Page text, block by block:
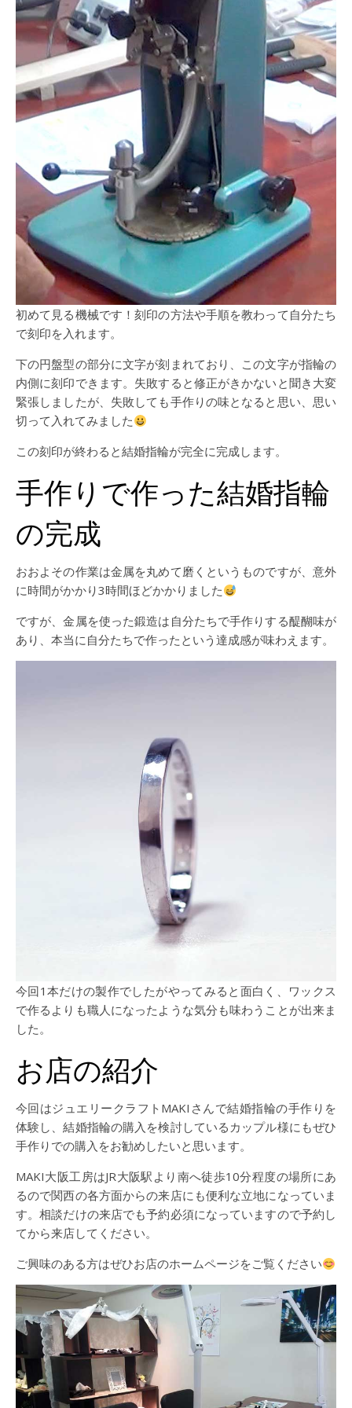
初めて見る機械です！刻印の方法や手順を教わって自分たち
で刻印を入れます。
下の円盤型の部分に文字が刻まれており、この文字が指輪の
内側に刻印できます。失敗すると修正がきかないと聞き大変
緊張しましたが、失敗しても手作りの味となると思い、思い
切って入れてみました
この刻印が終わると結婚指輪が完全に完成します。
手作りで作った結婚指輪
の完成
おおよその作業は金属を丸めて磨くというものですが、意外
に時間がかかり3時間ほどかかりました
ですが、金属を使った鍛造は自分たちで手作りする醍醐味が
あり、本当に自分たちで作ったという達成感が味わえます。
今回1本だけの製作でしたがやってみると面白く、ワックス
で作るよりも職人になったような気分も味わうことが出来ま
した。
お店の紹介
今回はジュエリークラフトMAKIさんで結婚指輪の手作りを
体験し、結婚指輪の購入を検討しているカップル様にもぜひ
手作りでの購入をお勧めしたいと思います。
MAKI大阪工房はJR大阪駅より南へ徒歩10分程度の場所にあ
るので関西の各方面からの来店にも便利な立地になっていま
す。相談だけの来店でも予約必須になっていますので予約し
てから来店してください。
ご興味のある方はぜひお店のホームページをご覧ください